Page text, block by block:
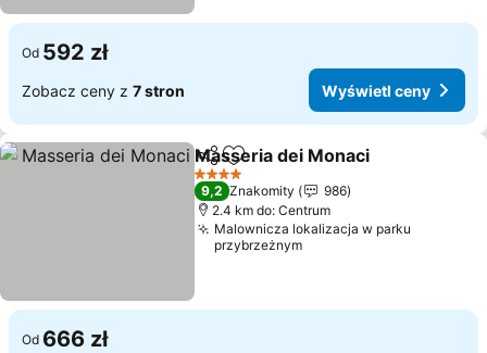
Od 592 zł
Zobacz ceny z 7 stron Wyświetl ceny
UdostępnijDodaj do ulubionych
Masseria dei Monaci
4 Kategoria
9,2 Znakomity
986
2.4 km do: Centrum
Malownicza lokalizacja w parku
przybrzeżnym
Od 666 zł